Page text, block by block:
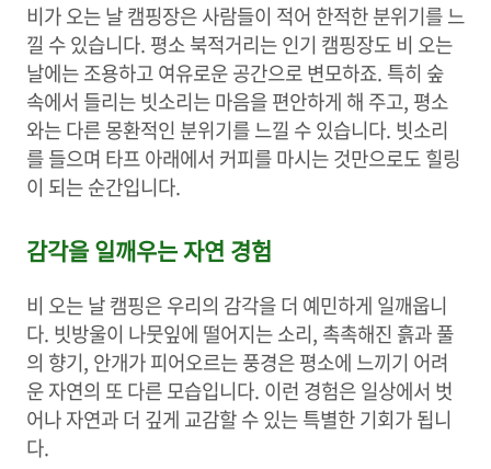
비가 오는 날 캠핑장은 사람들이 적어 한적한 분위기를 느
낄 수 있습니다. 평소 북적거리는 인기 캠핑장도 비 오는
날에는 조용하고 여유로운 공간으로 변모하죠. 특히 숲
속에서 들리는 빗소리는 마음을 편안하게 해 주고, 평소
와는 다른 몽환적인 분위기를 느낄 수 있습니다. 빗소리
를 들으며 타프 아래에서 커피를 마시는 것만으로도 힐링
이 되는 순간입니다.
감각을 일깨우는 자연 경험
비 오는 날 캠핑은 우리의 감각을 더 예민하게 일깨웁니
다. 빗방울이 나뭇잎에 떨어지는 소리, 촉촉해진 흙과 풀
의 향기, 안개가 피어오르는 풍경은 평소에 느끼기 어려
운 자연의 또 다른 모습입니다. 이런 경험은 일상에서 벗
어나 자연과 더 깊게 교감할 수 있는 특별한 기회가 됩니
다.